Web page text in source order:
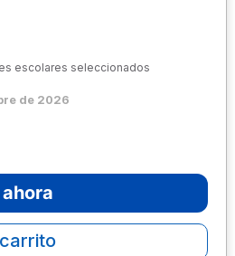
escolares seleccionados
de 2026